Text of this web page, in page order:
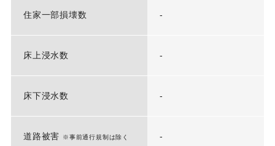
住家一部損壊数 -
床上浸水数 -
床下浸水数 -
道路被害 ※事前通行規制は除く -